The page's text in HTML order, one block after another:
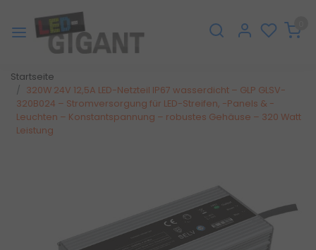
Startseite
320W 24V 12,5A LED-Netzteil IP67 wasserdicht – GLP GLSV-
320B024 – Stromversorgung für LED-Streifen, -Panels & -
Leuchten – Konstantspannung – robustes Gehäuse – 320 Watt
Leistung